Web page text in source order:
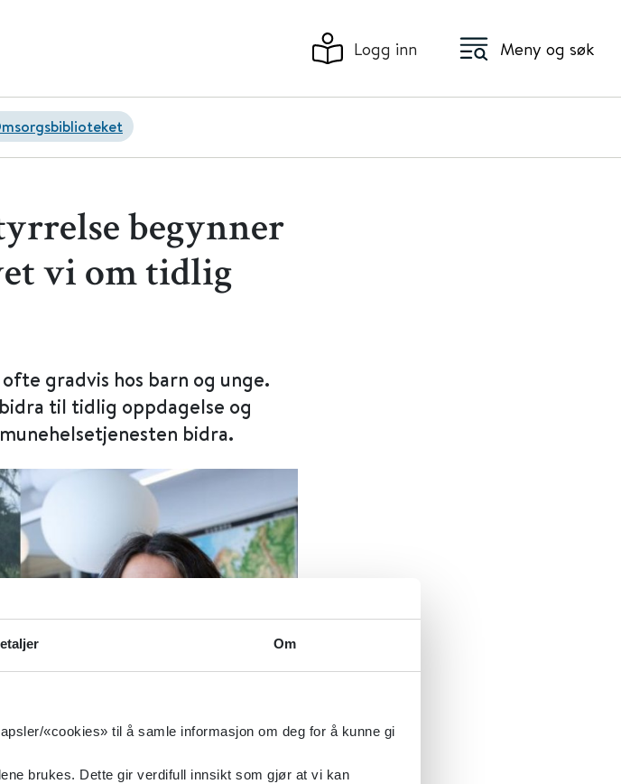
Om
«cookies» til å samle informasjon om deg for å kunne gi
brukes. Dette gir verdifull innsikt som gjør at vi kan
Logg inn Meny og søk
begynner
vi om tidlig
gradvis hos barn og unge.
til tidlig oppdagelse og
bidra.